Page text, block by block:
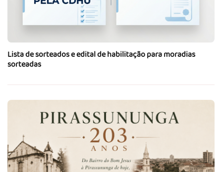
Lista de sorteados e edital de habilitação para moradias
sorteadas